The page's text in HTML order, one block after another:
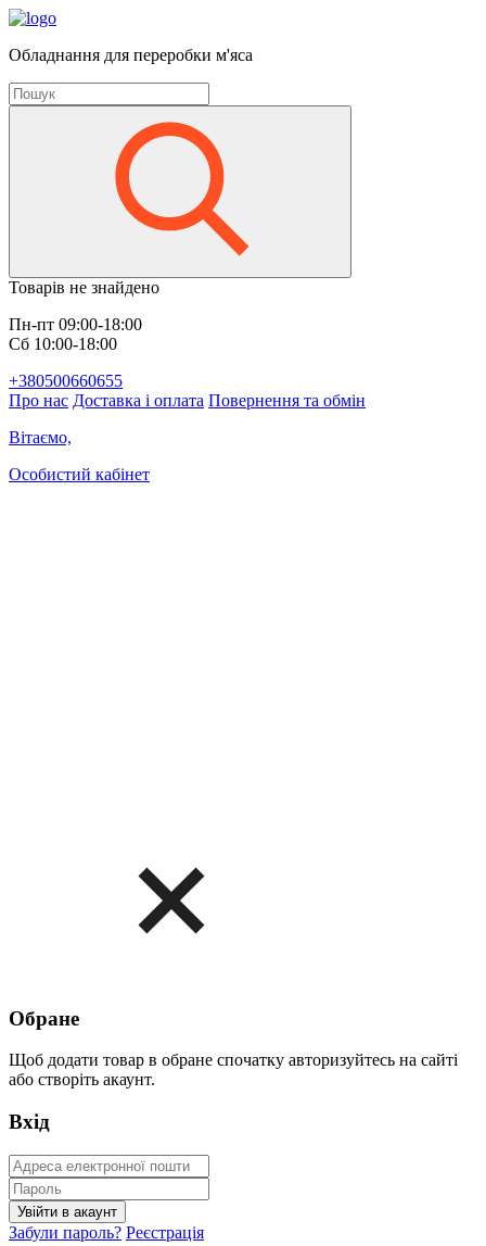
Обладнання для переробки м'яса
Товарів не знайдено
Пн-пт 09:00-18:00
Сб 10:00-18:00
+380500660655
Про нас Доставка і оплата Повернення та обмін
Вітаємо,
Особистий кабінет
Обране
Щоб додати товар в обране спочатку авторизуйтесь на сайті
або створіть акаунт.
Вхід
Забули пароль? Реєстрація